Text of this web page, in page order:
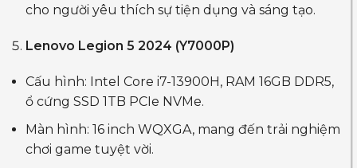
cho người yêu thích sự tiện dụng và sáng tạo.
Lenovo Legion 5 2024 (Y7000P)
Cấu hình: Intel Core i7-13900H, RAM 16GB DDR5,
ổ cứng SSD 1TB PCIe NVMe.
Màn hình: 16 inch WQXGA, mang đến trải nghiệm
chơi game tuyệt vời.